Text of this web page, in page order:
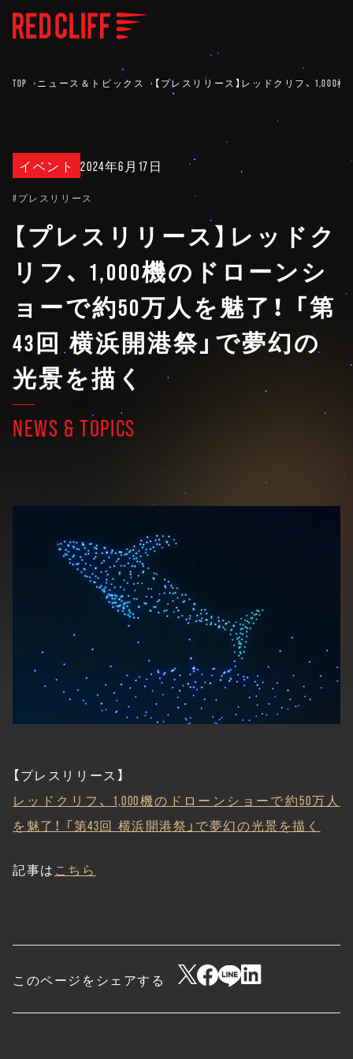
TOP ニュース＆トピックス 【プレスリリース】レッドクリフ、 1,000
イベント 2024年6月17日
#プレスリリース
【プレスリリース】レッドク
リフ、 1,000機のドローンシ
ョーで約50万人を魅了！ 「第
43回 横浜開港祭」で夢幻の
光景を描く
NEWS & TOPICS
【プレスリリース】
レッドクリフ、 1,000機のドローンショーで約50万人
を魅了！ 「第43回 横浜開港祭」で夢幻の光景を描く
記事は こちら
このページをシェアする